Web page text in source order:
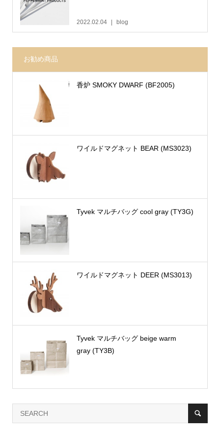
2022.02.04 blog
お勧め商品
香炉 SMOKY DWARF (BF2005)
ワイルドマグネット BEAR (MS3023)
Tyvek マルチバッグ cool gray (TY3G)
ワイルドマグネット DEER (MS3013)
Tyvek マルチバッグ beige warm
gray (TY3B)